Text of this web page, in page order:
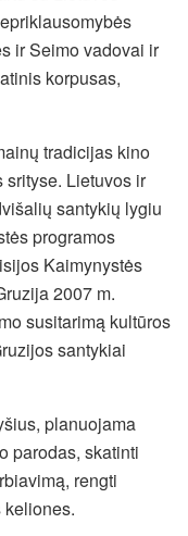
ir Seimo vadovai ir
korpusas,
tradicijas kino
srityse. Lietuvos ir
santykių lygiu
programos
Kaimynystės
2007 m.
susitarimą kultūros
santykiai
planuojama
parodas, skatinti
rengti